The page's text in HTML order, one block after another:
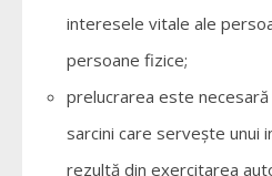
interesele vitale ale
persoane fizice;
prelucrarea este
sarcini care serveşte unui
rezultă din exercitarea